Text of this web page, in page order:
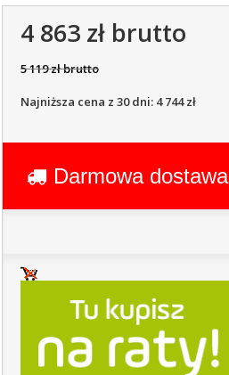
4 863 zł brutto
5 119 zł brutto
Najniższa cena z 30 dni: 4 744 zł
Darmowa dostawa